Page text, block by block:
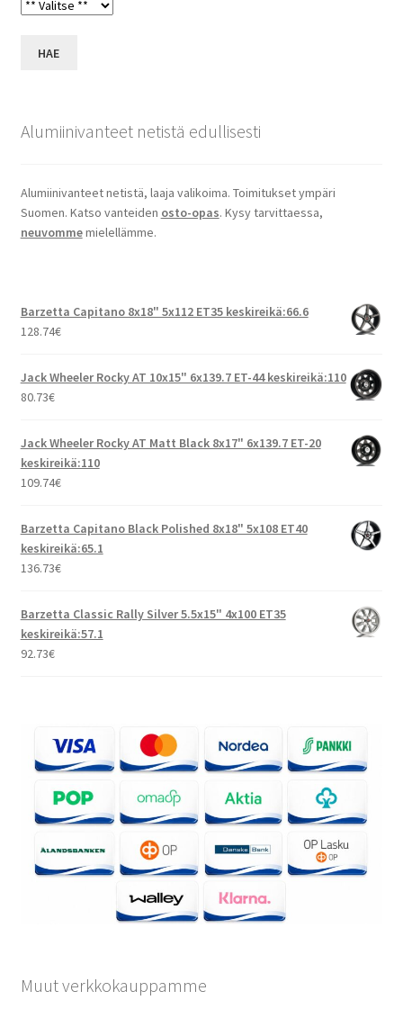
HAE
Alumiinivanteet netistä edullisesti
Alumiinivanteet netistä, laaja valikoima. Toimitukset ympäri
Suomen. Katso vanteiden osto-opas. Kysy tarvittaessa,
neuvommemielellämme.
Barzetta Capitano 8x18" 5x112 ET35 keskireikä:66.6
128.74€
Jack Wheeler Rocky AT 10x15" 6x139.7 ET-44 keskireikä:110
80.73€
Jack Wheeler Rocky AT Matt Black 8x17" 6x139.7 ET-20
keskireikä:110
109.74€
Barzetta Capitano Black Polished 8x18" 5x108 ET40
keskireikä:65.1
136.73€
Barzetta Classic Rally Silver 5.5x15" 4x100 ET35
keskireikä:57.1
92.73€
Muut verkkokauppamme